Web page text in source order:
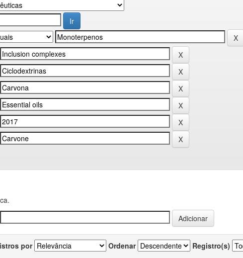
por Ordenar Registro(s)